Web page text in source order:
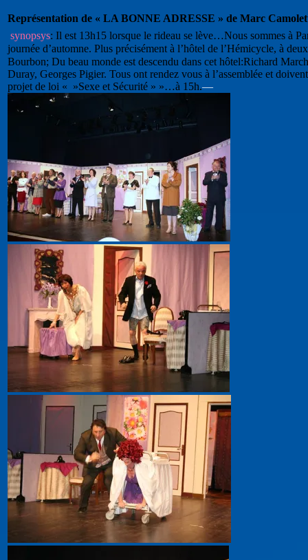
Représentation de « LA BONNE ADRESSE » de Marc
synopsys: Il est 13h15 lorsque le rideau se lève…Nous sommes à
journée d’automne. Plus précisément à l’hôtel de l’Hémicycle, à
Bourbon; Du beau monde est descendu dans cet hôtel:Richard
Duray, Georges Pigier. Tous ont rendez vous à l’assemblée et
projet de loi « »Sexe et Sécurité » »…à 15h.—